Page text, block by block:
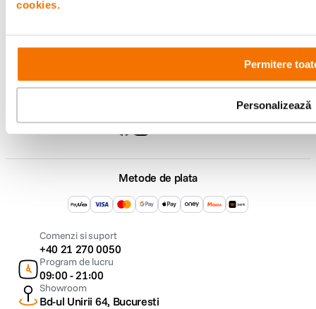
cookies.
Permitere
Personalizează
Service si garantii
F64 Studio
Metode de plata
Comenzi si suport
+40 21 270 0050
Program de lucru
09:00 - 21:00
Showroom
Bd-ul Unirii 64, Bucuresti